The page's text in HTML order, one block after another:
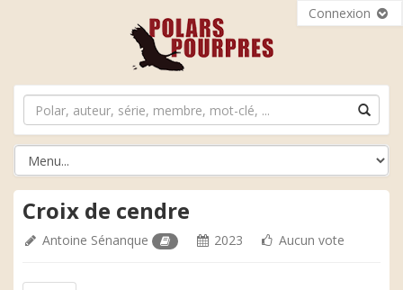
Connexion
Croix de cendre
Antoine Sénanque 2023 Aucun vote